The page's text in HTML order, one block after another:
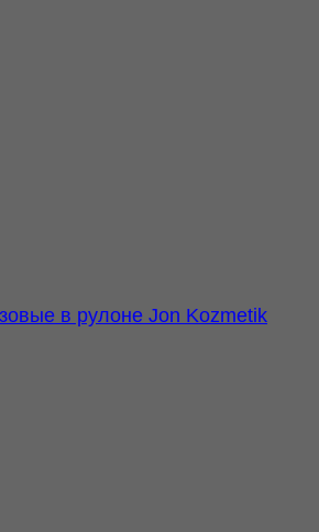
в рулоне Jon Kozmetik